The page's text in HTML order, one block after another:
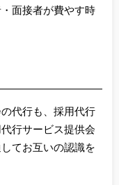
面接者が費やす時
代行も、採用代行
行サービス提供会
てお互いの認識を